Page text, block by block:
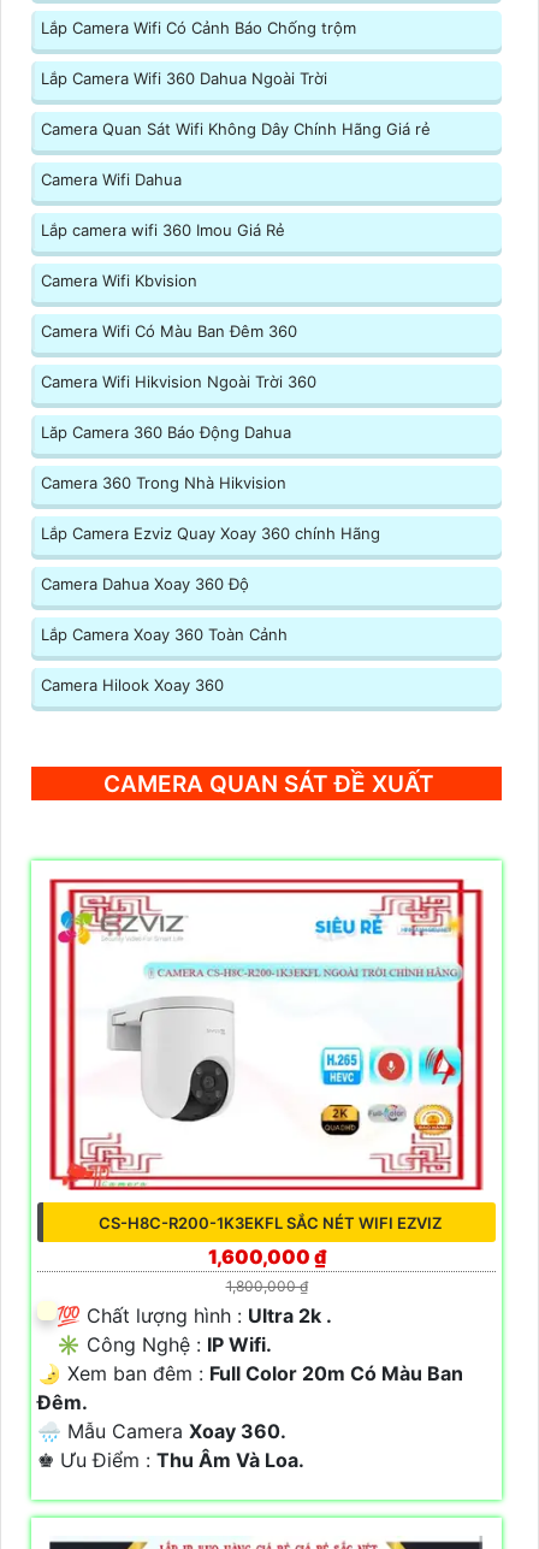
Lắp Camera Wifi Có Cảnh Báo Chống trộm
Lắp Camera Wifi 360 Dahua Ngoài Trời
Camera Quan Sát Wifi Không Dây Chính Hãng Giá rẻ
Camera Wifi Dahua
Lắp camera wifi 360 Imou Giá Rẻ
Camera Wifi Kbvision
Camera Wifi Có Màu Ban Đêm 360
Camera Wifi Hikvision Ngoài Trời 360
Lăp Camera 360 Báo Động Dahua
Camera 360 Trong Nhà Hikvision
Lắp Camera Ezviz Quay Xoay 360 chính Hãng
Camera Dahua Xoay 360 Độ
Lắp Camera Xoay 360 Toàn Cảnh
Camera Hilook Xoay 360
CAMERA QUAN SÁT ĐỀ XUẤT
CS-H8C-R200-1K3EKFL SẮC NÉT WIFI EZVIZ
1,600,000 ₫
1,800,000 ₫
💯 Chất lượng hình : Ultra 2k .
✳️ Công Nghệ : IP Wifi.
🌛 Xem ban đêm : Full Color 20m Có Màu Ban
Ðêm.
🌧️ Mẫu Camera Xoay 360.
️♚ Ưu Điểm : Thu Âm Và Loa.